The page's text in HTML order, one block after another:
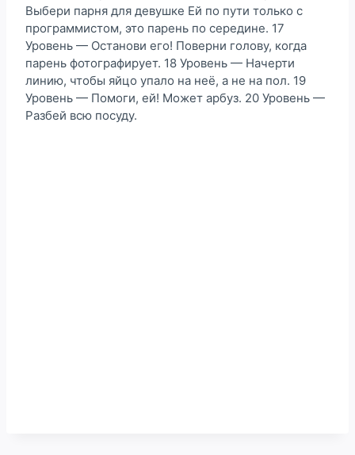
Выбери парня для девушке Ей по пути только с
программистом, это парень по середине. 17
Уровень — Останови его! Поверни голову, когда
парень фотографирует. 18 Уровень — Начерти
линию, чтобы яйцо упало на неё, а не на пол. 19
Уровень — Помоги, ей! Может арбуз. 20 Уровень —
Разбей всю посуду.